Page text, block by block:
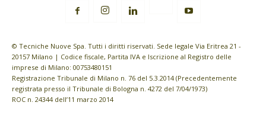
© Tecniche Nuove Spa. Tutti i diritti riservati. Sede legale Via Eritrea 21 -
20157 Milano | Codice fiscale, Partita IVA e Iscrizione al Registro delle
imprese di Milano: 00753480151
Registrazione Tribunale di Milano n. 76 del 5.3.2014 (Precedentemente
registrata presso il Tribunale di Bologna n. 4272 del 7/04/1973)
ROC n. 24344 dell’11 marzo 2014